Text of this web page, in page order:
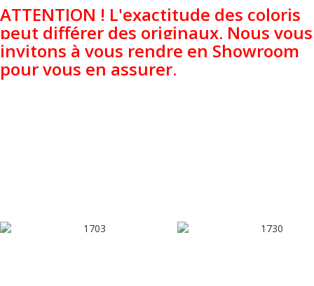
ATTENTION ! L'exactitude des coloris
peut différer des originaux. Nous vous
invitons à vous rendre en Showroom
pour vous en assurer.